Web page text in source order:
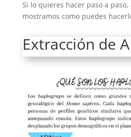
Si lo quieres hacer paso a
mostramos como puedes
Extracción de